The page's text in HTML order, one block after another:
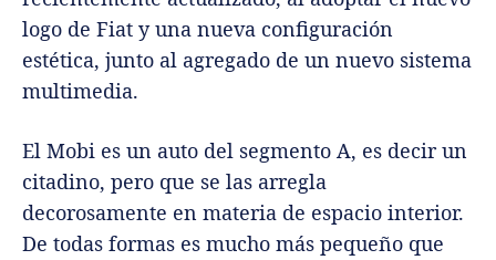
logo de Fiat y una nueva configuración
estética, junto al agregado de un nuevo sistema
multimedia.
El Mobi es un auto del segmento A, es decir un
citadino, pero que se las arregla
decorosamente en materia de espacio interior.
De todas formas es mucho más pequeño que